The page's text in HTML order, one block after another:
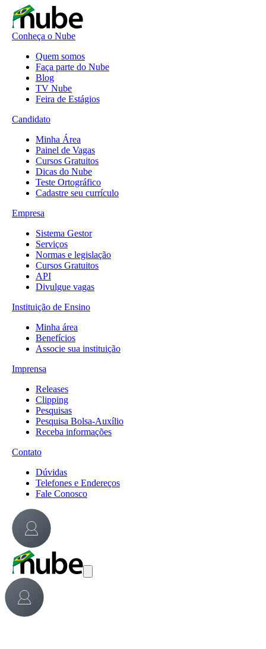
Conheça o Nube
Quem somos
Faça parte do Nube
Blog
TV Nube
Feira de Estágios
Candidato
Minha Área
Painel de Vagas
Cursos Gratuitos
Dicas do Nube
Teste Ortográfico
Cadastre seu currículo
Empresa
Sistema Gestor
Serviços
Normas e legislação
Cursos Gratuitos
API
Divulgue vagas
Instituição de Ensino
Minha área
Benefícios
Associe sua instituição
Imprensa
Releases
Clipping
Pesquisas
Pesquisa Bolsa-Auxílio
Receba informações
Contato
Dúvidas
Telefones e Endereços
Fale Conosco